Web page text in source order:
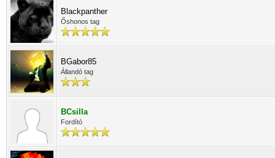
Blackpanther
Őshonos tag
BGabor85
Állandó tag
BCsilla
Fordító